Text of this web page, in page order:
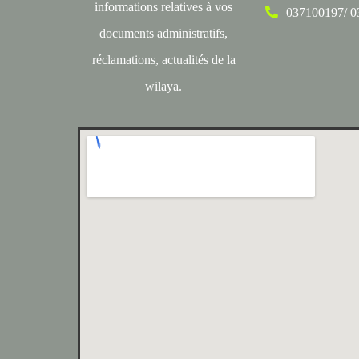
informations relatives à vos
documents administratifs,
réclamations, actualités de la
wilaya.
037100197/